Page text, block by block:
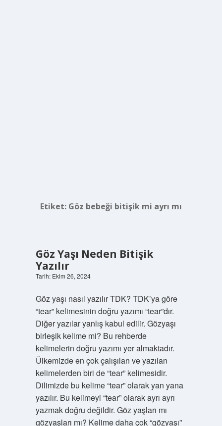
Etiket: Göz bebeği bitişik mi ayrı mı
Göz Yaşı Neden Bitişik
Yazılır
Tarih: Ekim 26, 2024
Göz yaşı nasıl yazılır TDK? TDK’ya göre
“tear” kelimesinin doğru yazımı “tear”dır.
Diğer yazılar yanlış kabul edilir. Gözyaşı
birleşik kelime mi? Bu rehberde
kelimelerin doğru yazımı yer almaktadır.
Ülkemizde en çok çalışılan ve yazılan
kelimelerden biri de “tear” kelimesidir.
Dilimizde bu kelime “tear” olarak yan yana
yazılır. Bu kelimeyi “tear” olarak ayrı ayrı
yazmak doğru değildir. Göz yaşları mı
gözyaşları mı? Kelime daha çok “gözyaşı”